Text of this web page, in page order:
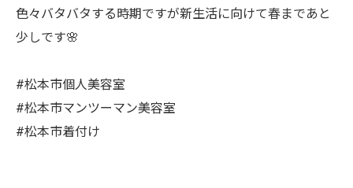
色々バタバタする時期ですが新生活に向けて春まであと
少しです🌸
#松本市個人美容室
#松本市マンツーマン美容室
#松本市着付け